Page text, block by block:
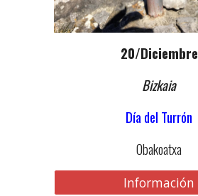
20/Diciembre
Bizkaia
Día del Turrón
Obakoatxa
Información